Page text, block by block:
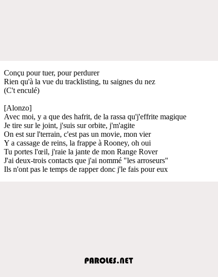
Conçu pour tuer, pour perdurer
Rien qu'à la vue du tracklisting, tu saignes du nez
(C't enculé)
[Alonzo]
Avec moi, y a que des hafrit, de la rassa qu'j'effrite magique
Je tire sur le joint, j'suis sur orbite, j'm'agite
On est sur l'terrain, c'est pas un movie, mon vier
Y a cassage de reins, la frappe à Rooney, oh oui
Tu portes l'œil, j'raie la jante de mon Range Rover
J'ai deux-trois contacts que j'ai nommé "les arroseurs"
Ils n'ont pas le temps de rapper donc j'le fais pour eux